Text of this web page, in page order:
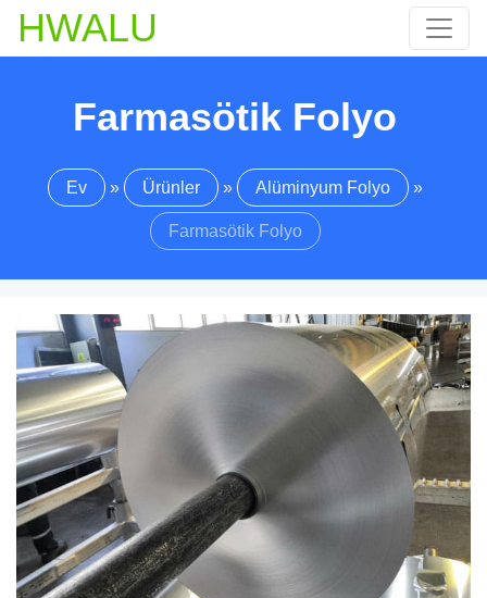
HWALU
Farmasötik Folyo
Ev » Ürünler » Alüminyum Folyo »
Farmasötik Folyo